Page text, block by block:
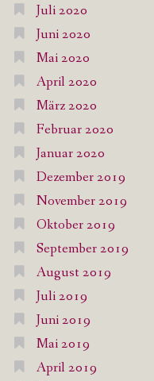
Juli 2020
Juni 2020
Mai 2020
April 2020
März 2020
Februar 2020
Januar 2020
Dezember 2019
November 2019
Oktober 2019
September 2019
August 2019
Juli 2019
Juni 2019
Mai 2019
April 2019